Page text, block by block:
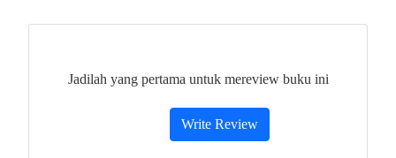
Jadilah yang pertama untuk mereview buku ini
Write Review